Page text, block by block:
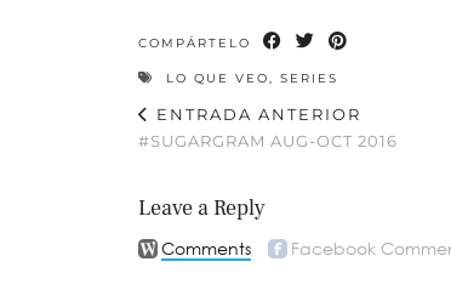
COMPÁRTELO
LO QUE VEO, SERIES
ENTRADA ANTERIOR
#SUGARGRAM AUG-OCT 2016
Leave a Reply
Comments Facebook